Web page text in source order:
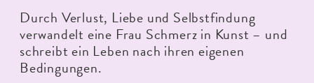
Durch Verlust, Liebe und Selbstfindung
verwandelt eine Frau Schmerz in Kunst – und
schreibt ein Leben nach ihren eigenen
Bedingungen.